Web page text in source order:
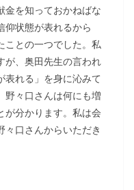
金を知っておかねばな
仰状態が表れるから
ことの一つでした。私
が、奥田先生の言われ
表れる」を身に沁みて
野々口さんは何にも増
が分かります。私は会
口さんからいただき